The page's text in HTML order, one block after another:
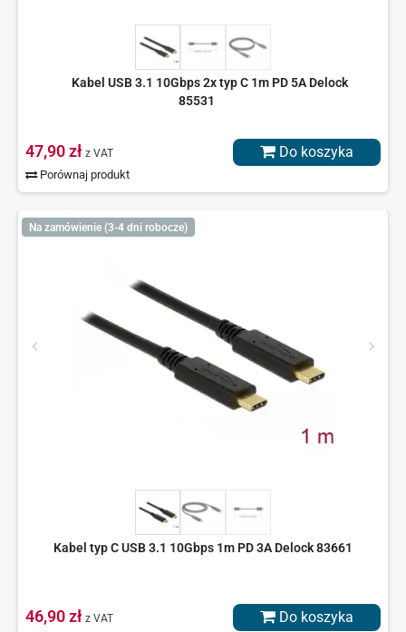
Kabel USB 3.1 10Gbps 2x typ C 1m PD 5A Delock
85531
47,90 zł z VAT
Porównaj produkt
Do koszyka
Na zamówienie (3-4 dni robocze)
Kabel typ C USB 3.1 10Gbps 1m PD 3A Delock 83661
46,90 zł z VAT Do koszyka